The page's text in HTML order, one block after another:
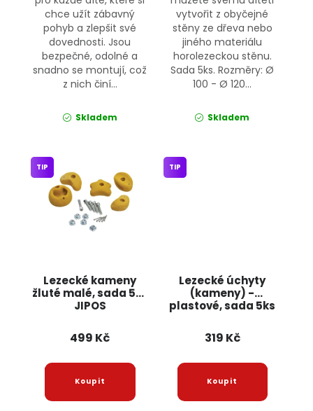
chce užít zábavný
pohyb a zlepšit své
dovednosti. Jsou
bezpečné, odolné a
snadno se montují, což
z nich činí...
Skladem
vytvořit z obyčejné
stěny ze dřeva nebo
jiného materiálu
horolezeckou stěnu.
Sada 5ks. Rozměry: Ø
100 - Ø 120...
Skladem
Lezecké kameny
žluté malé, sada 5ks
JIPOS
TIP
499 Kč
Lezecké úchyty
(kameny) -
plastové, sada 5ks
TIP
319 Kč